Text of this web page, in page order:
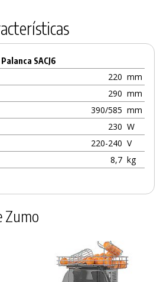
SACJ6
220 mm
290 mm
390/585 mm
230 W
220-240 V
8,7 kg
Zumo